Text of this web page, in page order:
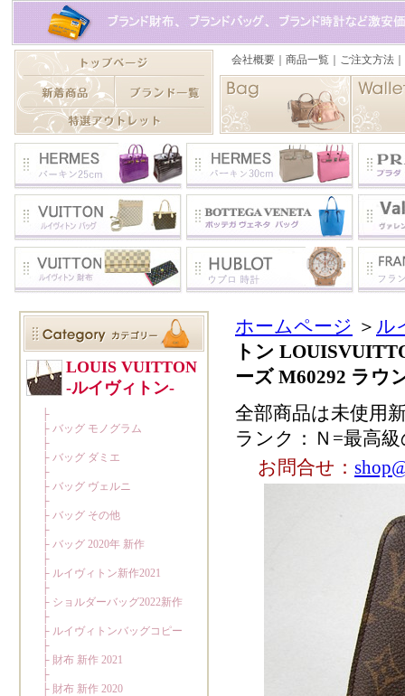
ホームページ ＞ ル
トン
ーズ M60292 ラウ
全部商品は未使用
ランク：Ｎ=最高
お問合せ：